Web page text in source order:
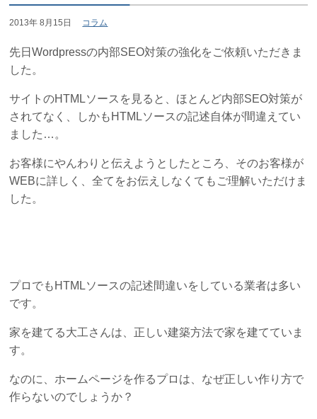
2013年 8月15日 コラム
先日Wordpressの内部SEO対策の強化をご依頼いただきま
した。
サイトのHTMLソースを見ると、ほとんど内部SEO対策が
されてなく、しかもHTMLソースの記述自体が間違えてい
ました…。
お客様にやんわりと伝えようとしたところ、そのお客様が
WEBに詳しく、全てをお伝えしなくてもご理解いただけま
した。
プロでもHTMLソースの記述間違いをしている業者は多い
です。
家を建てる大工さんは、正しい建築方法で家を建てていま
す。
なのに、ホームページを作るプロは、なぜ正しい作り方で
作らないのでしょうか？